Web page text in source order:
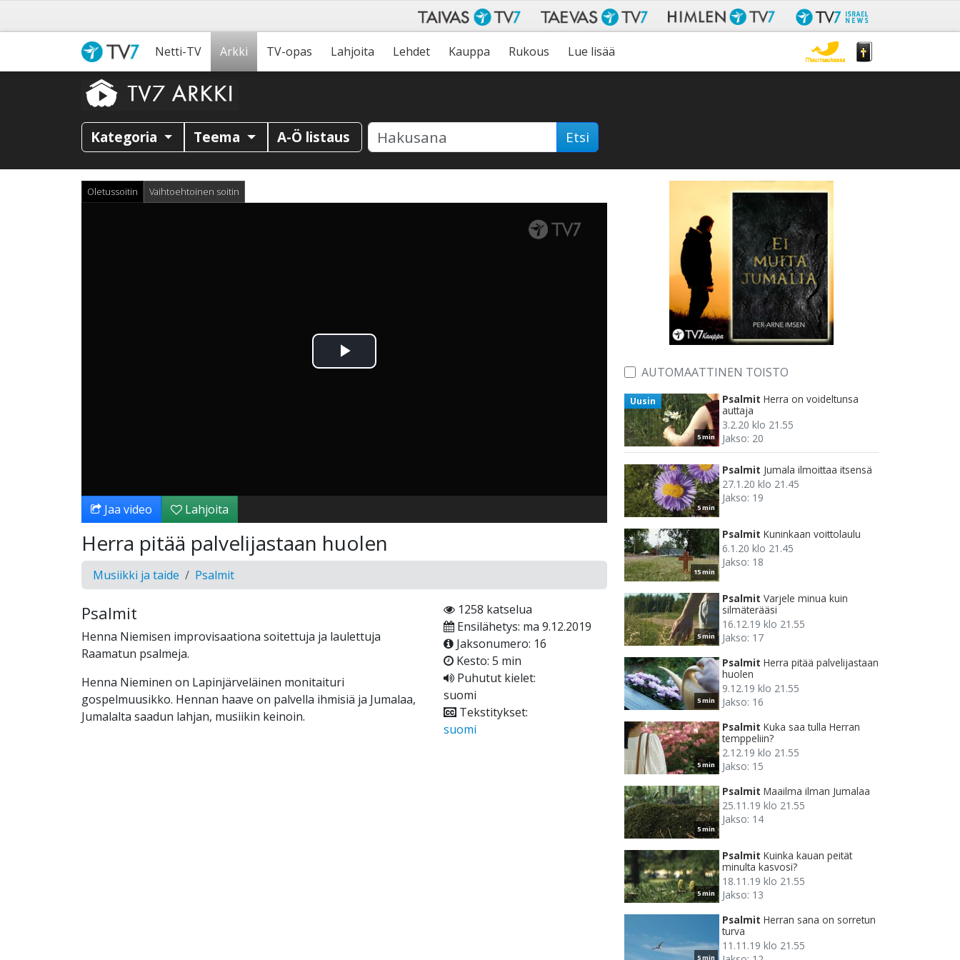
Netti-TV Arkki TV-opas Lahjoita Lehdet Kauppa Rukous Lue lisää
Kategoria Teema A-Ö listaus Etsi
Oletussoitin Vaihtoehtoinen soitin
Toista
Jaa video Lahjoita
Herra pitää palvelijastaan huolen
Musiikki ja taide Psalmit
Psalmit
Henna Niemisen improvisaationa soitettuja ja laulettuja
Raamatun psalmeja.
Henna Nieminen on Lapinjärveläinen monitaituri
gospelmuusikko. Hennan haave on palvella ihmisiä ja Jumalaa,
Jumalalta saadun lahjan, musiikin keinoin.
1258 katselua
Ensilähetys: ma 9.12.2019
Jaksonumero: 16
Kesto: 5 min
Puhutut kielet:
suomi
Tekstitykset:
suomi
AUTOMAATTINEN TOISTO
5 min
Uusin Psalmit Herra on voideltunsa
auttaja
3.2.20 klo 21.55
Jakso: 20
5 min
Psalmit Jumala ilmoittaa itsensä
27.1.20 klo 21.45
Jakso: 19
15 min
Psalmit Kuninkaan voittolaulu
6.1.20 klo 21.45
Jakso: 18
5 min
Psalmit Varjele minua kuin
silmäterääsi
16.12.19 klo 21.55
Jakso: 17
5 min
Psalmit Herra pitää palvelijastaan
huolen
9.12.19 klo 21.55
Jakso: 16
5 min
Psalmit Kuka saa tulla Herran
temppeliin?
2.12.19 klo 21.55
Jakso: 15
5 min
Psalmit Maailma ilman Jumalaa
25.11.19 klo 21.55
Jakso: 14
5 min
Psalmit Kuinka kauan peität
minulta kasvosi?
18.11.19 klo 21.55
Jakso: 13
5 min
Psalmit Herran sana on sorretun
turva
11.11.19 klo 21.55